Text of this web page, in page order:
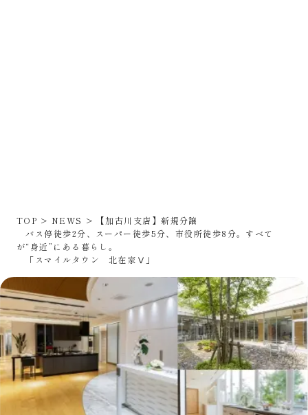
TOP NEWS
【加古川支店】新規分譲
バス停徒歩2分、スーパー徒歩5分、市役所徒歩8分。すべて
が“身近”にある暮らし。
「スマイルタウン 北在家Ⅴ」